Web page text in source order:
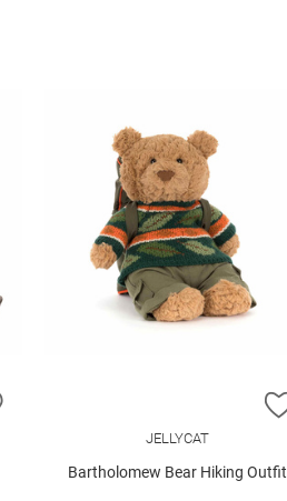
ZUR WUNSCHLISTE HINZUFÜGEN
JELLYCAT
Bartholomew Bear Hiking Outfit